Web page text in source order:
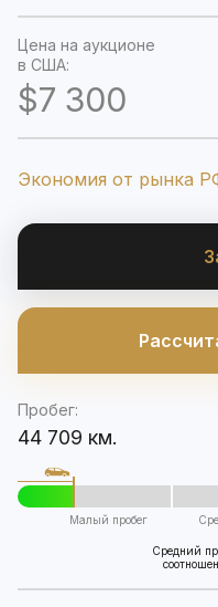
Цена на аукционе
в США:
$7 300
Экономия от рынка
Пробег:
44 709 км.
Малый пробег
Средний